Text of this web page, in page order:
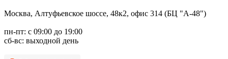
Москва, Алтуфьевское шоссе, 48к2, офис 314 (БЦ "А-48")
пн-пт: с 09:00 до 19:00
сб-вс: выходной день